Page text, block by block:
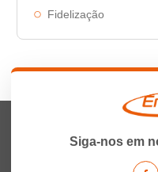
Fidelização
Siga-nos em